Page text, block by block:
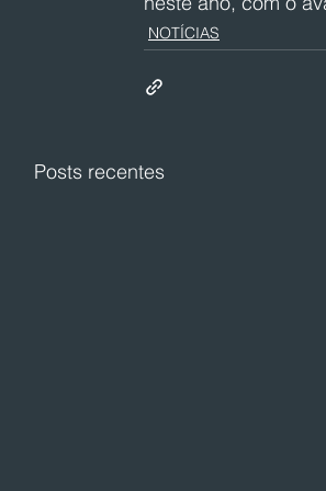
NOTÍCIAS
Posts recentes